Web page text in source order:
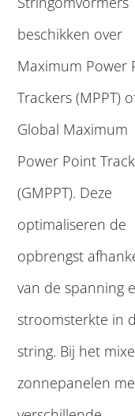
beschikken over
Maximum Power
Trackers (MPPT)
Global Maximum
Power Point
(GMPPT). Deze
optimaliseren de
opbrengst
van de spanning
stroomsterkte in
string. Bij het
zonnepanelen